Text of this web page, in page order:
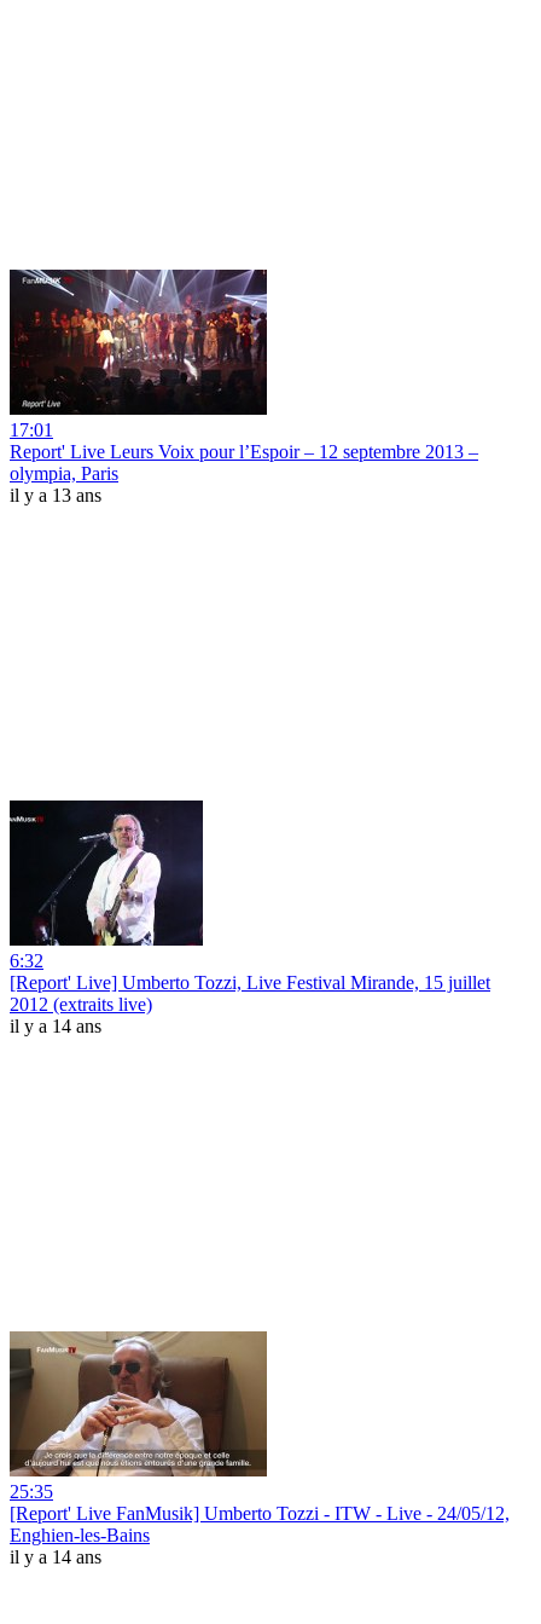
17:01
Report' Live Leurs Voix pour l’Espoir – 12 septembre 2013 –
olympia, Paris
il y a 13 ans
6:32
[Report' Live] Umberto Tozzi, Live Festival Mirande, 15 juillet
2012 (extraits live)
il y a 14 ans
25:35
[Report' Live FanMusik] Umberto Tozzi - ITW - Live - 24/05/12,
Enghien-les-Bains
il y a 14 ans